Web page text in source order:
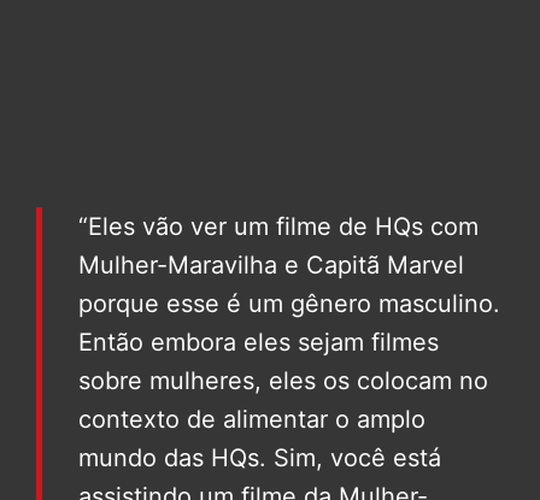
“Eles vão ver um filme de HQs com
Mulher-Maravilha e Capitã Marvel
porque esse é um gênero masculino.
Então embora eles sejam filmes
sobre mulheres, eles os colocam no
contexto de alimentar o amplo
mundo das HQs. Sim, você está